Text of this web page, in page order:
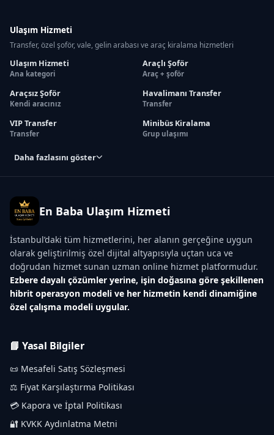
Ulaşım Hizmeti
Transfer, özel şoför, vale, gelin arabası ve araç kiralama hizmetleri
Ulaşım Hizmeti
Ana kategori
Araçlı Şoför
Araç + şoför
Araçsız Şoför
Kendi aracınız
Havalimanı Transfer
Transfer
VIP Transfer
Transfer
Minibüs Kiralama
Grup ulaşımı
Daha fazlasını göster
En Baba Ulaşım Hizmeti
İstanbul’daki tüm hizmetlerini, her alanın gerçeğine uygun
olarak geliştirilmiş özel dijital altyapısıyla uçtan uca ve
doğrudan hizmet sunan uzman online hizmet platformudur.
Ezbere dayalı çözümler yerine, işin doğasına göre şekillenen
hibrit operasyon modeli ve her hizmetin kendi dinamiğine
özel çalışma modeli uygular.
📘 Yasal Bilgiler
📜 Mesafeli Satış Sözleşmesi
⚖️ Fiyat Karşılaştırma Politikası
💳 Kapora ve İptal Politikası
🔐 KVKK Aydınlatma Metni